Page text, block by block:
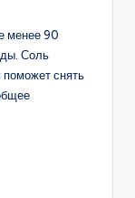
менее 90
Соль
снять